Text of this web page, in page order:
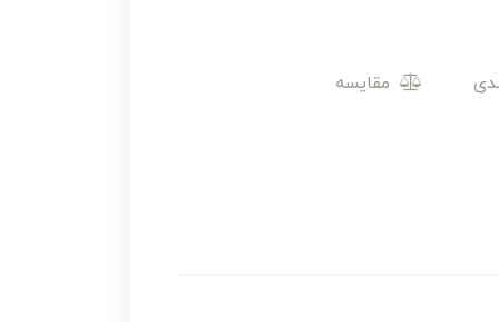
مقایسه